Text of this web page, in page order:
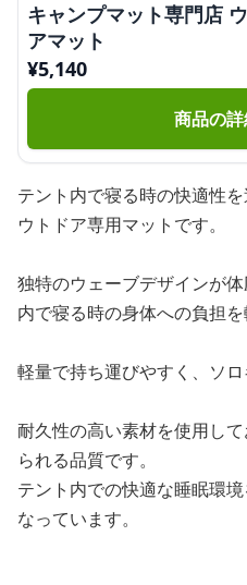
キャンプマット専門店
アマット
¥5,140
商品の
テント内で寝る時の快適性
ウトドア専用マットです。
独特のウェーブデザインが
内で寝る時の身体への負担を
軽量で持ち運びやすく、ソロ
耐久性の高い素材を使用し
られる品質です。
テント内での快適な睡眠環
なっています。